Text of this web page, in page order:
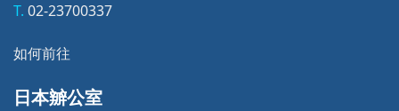
T. 02-23700337
如何前往
日本辧公室